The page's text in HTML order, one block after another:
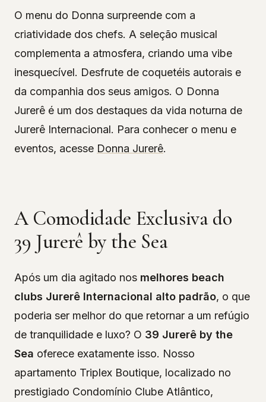
O menu do Donna surpreende com a
criatividade dos chefs. A seleção musical
complementa a atmosfera, criando uma vibe
inesquecível. Desfrute de coquetéis autorais e
da companhia dos seus amigos. O Donna
Jurerê é um dos destaques da vida noturna de
Jurerê Internacional. Para conhecer o menu e
eventos, acesse Donna Jurerê.
A Comodidade Exclusiva do
39 Jurerê by the Sea
Após um dia agitado nos melhores beach
clubs Jurerê Internacional alto padrão, o que
poderia ser melhor do que retornar a um refúgio
de tranquilidade e luxo? O 39 Jurerê by the
Sea oferece exatamente isso. Nosso
apartamento Triplex Boutique, localizado no
prestigiado Condomínio Clube Atlântico,